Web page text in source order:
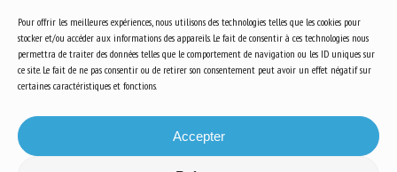
Pour offrir les meilleures expériences, nous utilisons des technologies telles que les cookies pour
stocker et/ou accéder aux informations des appareils. Le fait de consentir à ces technologies nous
permettra de traiter des données telles que le comportement de navigation ou les ID uniques sur
ce site. Le fait de ne pas consentir ou de retirer son consentement peut avoir un effet négatif sur
certaines caractéristiques et fonctions.
Accepter
Se former au BEA